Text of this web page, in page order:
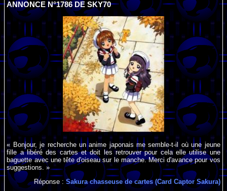
ANNONCE N°1786 DE SKY70
« Bonjour, je recherche un anime japonais me semble-t-il où une jeune
fille a libéré des cartes et doit les retrouver pour cela elle utilise une
baguette avec une tête d'oiseau sur le manche. Merci d'avance pour vos
suggestions. »
Réponse :Sakura chasseuse de cartes (Card Captor Sakura)